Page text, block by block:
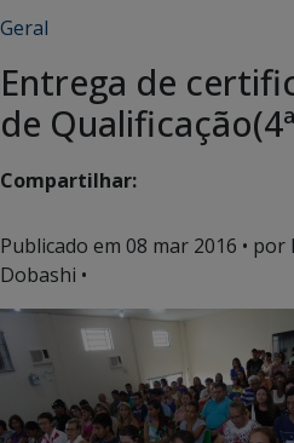
Geral
Entrega de
de
Compartilhar:
Publicado em 08 mar 2016 •
Dobashi •